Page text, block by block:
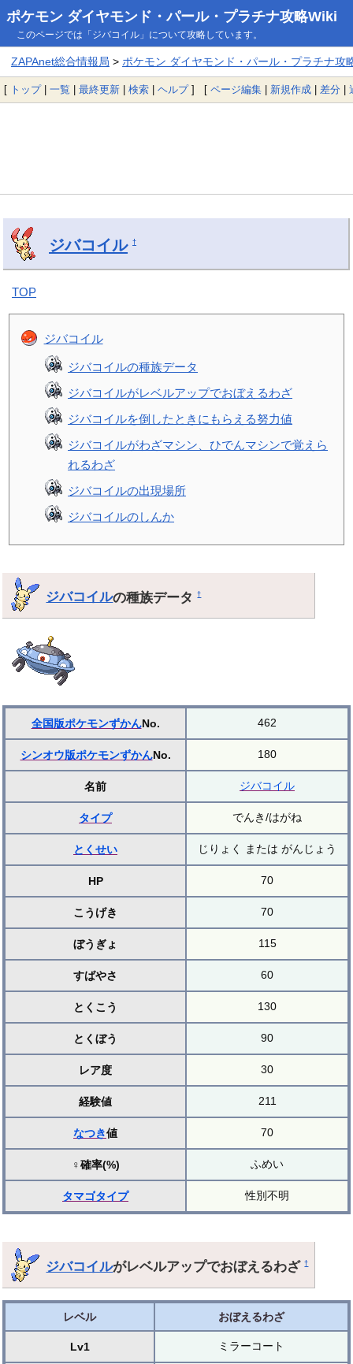
ポケモン ダイヤモンド・パール・プラチナ攻略Wiki
このページでは「ジバコイル」について攻略しています。
ZAPAnet総合情報局 > ポケモン ダイヤモンド・パール・プラチナ攻
[ トップ| 一覧 | 最終更新 | 検索 | ヘルプ] [ ページ編集 | 新規作成 | 差分 |
ジバコイル †
TOP
ジバコイル
ジバコイルの種族データ
ジバコイルがレベルアップでおぼえるわざ
ジバコイルを倒したときにもらえる努力値
ジバコイルがわざマシン、ひでんマシンで覚えら
れるわざ
ジバコイルの出現場所
ジバコイルのしんか
ジバコイルの種族データ†
全国版ポケモンずかんNo. 462
シンオウ版ポケモンずかんNo. 180
名前 ジバコイル
タイプ でんき/はがね
とくせい じりょく または がんじょう
HP 70
こうげき 70
ぼうぎょ 115
すばやさ 60
とくこう 130
とくぼう 90
レア度 30
経験値 211
なつき値 70
♀確率(%) ふめい
タマゴタイプ 性別不明
ジバコイルがレベルアップでおぼえるわざ†
レベル おぼえるわざ
Lv1 ミラーコート